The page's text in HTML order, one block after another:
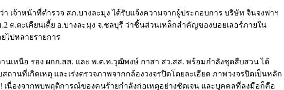
า เจ้าหน้าที่ตำรวจ สภ.บางละมุง ได้รับแจ้งความจากผู้ประกอบการ บริษัท จินจงฟาฯ
.2 ต.ตะเคียนเตี้ย อ.บางละมุง จ.ชลบุรี ว่าชิ้นส่วนเหล็กสำคัญของบอยเลอร์ภายใน
ไปหลายรายการ
นเหนือ รอง ผกก.สส. และ พ.ต.ท.วุฒิพงษ์ กาสา สว.สส. พร้อมกำลังชุดสืบสวน ได้
ถานที่เกิดเหตุ และเร่งตรวจภาพจากกล้องวงจรปิดโดยละเอียด ภาพวงจรปิดเป็นหลัก
นื่องจากพบพฤติการณ์ของคนร้ายกำลังก่อเหตุอย่างชัดเจน และบุคคลที่ลงมือก็คือ